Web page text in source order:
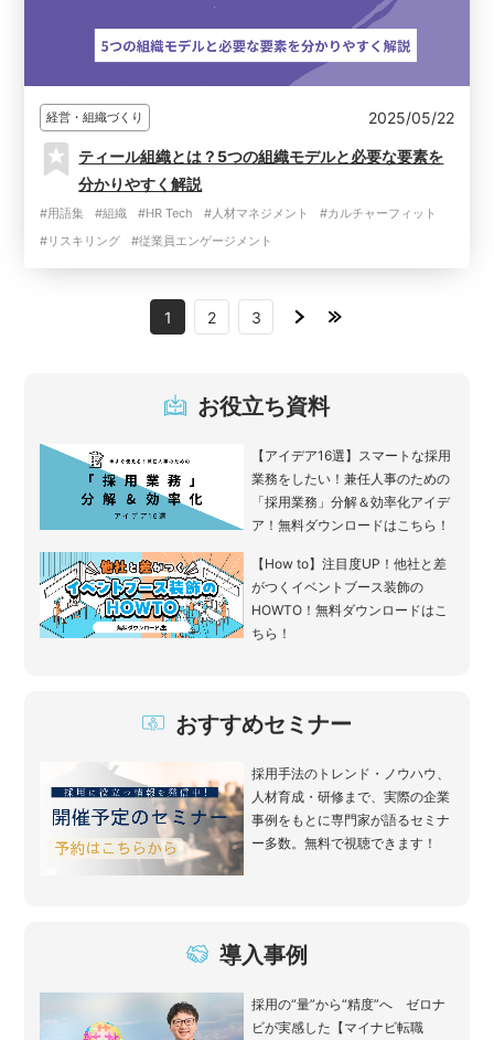
経営・組織づくり 2025/05/22
ティール組織とは？5つの組織モデルと必要な要素を
分かりやすく解説
#用語集 #組織 #HR Tech #人材マネジメント
#カルチャーフィット
#リスキリング
#従業員エンゲージメント
1 2 3
お役立ち資料
【アイデア16選】スマートな採用
業務をしたい！兼任人事のための
「採用業務」分解＆効率化アイデ
ア！無料ダウンロードはこちら！
【How to】注目度UP！他社と差
がつくイベントブース装飾の
HOWTO！無料ダウンロードはこ
ちら！
おすすめセミナー
採用手法のトレンド・ノウハウ、
人材育成・研修まで、実際の企業
事例をもとに専門家が語るセミナ
ー多数。無料で視聴できます！
導入事例
採用の“量”から“精度”へ ゼロナ
ビが実感した【マイナビ転職